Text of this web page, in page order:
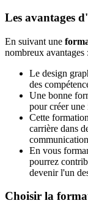
Les avantages
En suivant une
nombreux avantages :
Le design
des
Une bonne
pour créer
Cette
carrière dans
En vous
pourrez
devenir l'un
Choisir la